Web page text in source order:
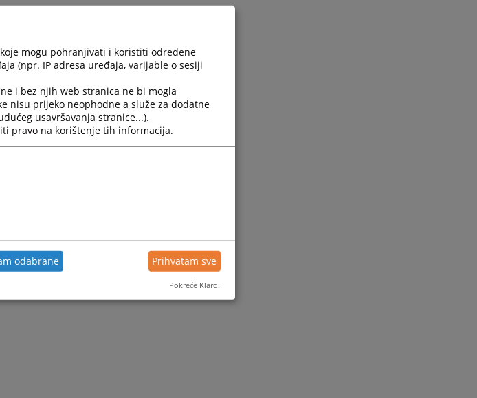
mogu pohranjivati i koristiti određene
(npr. IP adresa uređaja, varijable o sesiji
i bez njih web stranica ne bi mogla
nisu prijeko neophodne a služe za dodatne
usavršavanja stranice...).
pravo na korištenje tih informacija.
odabrane Prihvatam sve
Pokreće Klaro!